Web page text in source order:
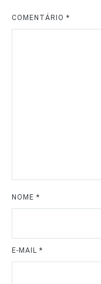
COMENTÁRIO *
NOME *
E-MAIL *